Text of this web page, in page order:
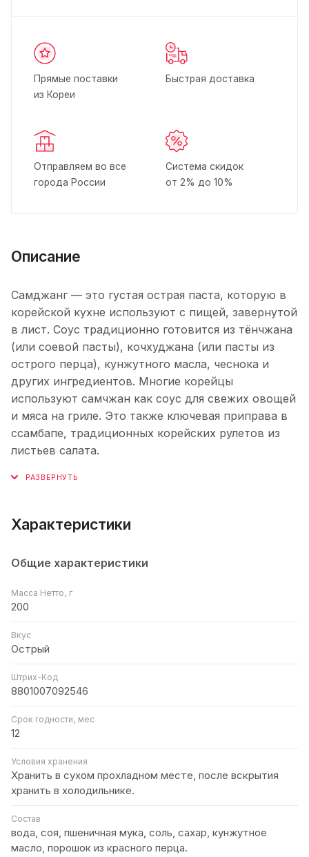
Прямые поставки
из Кореи
Быстрая доставка
Отправляем во все
города России
Система скидок
от 2% до 10%
Описание
Самджанг — это густая острая паста, которую в
корейской кухне используют с пищей, завернутой
в лист. Соус традиционно готовится из тёнчжана
(или соевой пасты), кочхуджана (или пасты из
острого перца), кунжутного масла, чеснока и
других ингредиентов. Многие корейцы
используют самчжан как соус для свежих овощей
и мяса на гриле. Это также ключевая приправа в
ссамбапе, традиционных корейских рулетов из
листьев салата.
Характеристики
Общие характеристики
Масса Нетто, г
200
Вкус
Острый
Штрих-Код
8801007092546
Срок годности, мес
12
Условия хранения
Хранить в сухом прохладном месте, после вскрытия
хранить в холодильнике.
Состав
вода, соя, пшеничная мука, соль, сахар, кунжутное
масло, порошок из красного перца.